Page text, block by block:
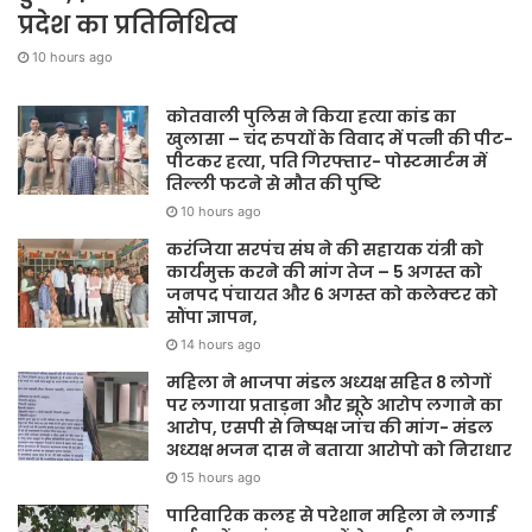
प्रदेश का प्रतिनिधित्व
10 hours ago
कोतवाली पुलिस ने किया हत्या कांड का
खुलासा – चंद रुपयों के विवाद में पत्नी की पीट-
पीटकर हत्या, पति गिरफ्तार- पोस्टमार्टम में
तिल्ली फटने से मौत की पुष्टि
10 hours ago
करंजिया सरपंच संघ ने की सहायक यंत्री को
कार्यमुक्त करने की मांग तेज – 5 अगस्त को
जनपद पंचायत और 6 अगस्त को कलेक्टर को
सौंपा ज्ञापन,
14 hours ago
महिला ने भाजपा मंडल अध्यक्ष सहित 8 लोगों
पर लगाया प्रताड़ना और झूठे आरोप लगाने का
आरोप, एसपी से निष्पक्ष जांच की मांग- मंडल
अध्यक्ष भजन दास ने बताया आरोपो को निराधार
15 hours ago
पारिवारिक कलह से परेशान महिला ने लगाई